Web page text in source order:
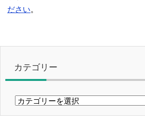
ださい。
カテゴリー
カ